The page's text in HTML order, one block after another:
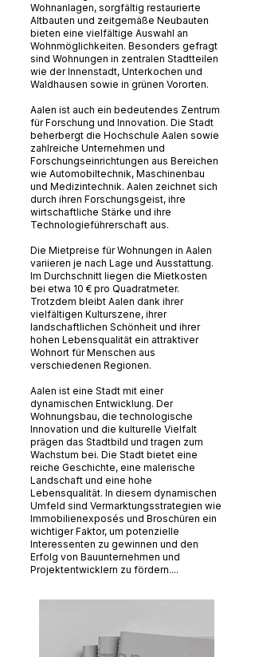
Wohnanlagen, sorgfältig restaurierte
Altbauten und zeitgemäße Neubauten
bieten eine vielfältige Auswahl an
Wohnmöglichkeiten. Besonders gefragt
sind Wohnungen in zentralen Stadtteilen
wie der Innenstadt, Unterkochen und
Waldhausen sowie in grünen Vororten.
Aalen ist auch ein bedeutendes Zentrum
für Forschung und Innovation. Die Stadt
beherbergt die Hochschule Aalen sowie
zahlreiche Unternehmen und
Forschungseinrichtungen aus Bereichen
wie Automobiltechnik, Maschinenbau
und Medizintechnik. Aalen zeichnet sich
durch ihren Forschungsgeist, ihre
wirtschaftliche Stärke und ihre
Technologieführerschaft aus.
Die Mietpreise für Wohnungen in Aalen
variieren je nach Lage und Ausstattung.
Im Durchschnitt liegen die Mietkosten
bei etwa 10 € pro Quadratmeter.
Trotzdem bleibt Aalen dank ihrer
vielfältigen Kulturszene, ihrer
landschaftlichen Schönheit und ihrer
hohen Lebensqualität ein attraktiver
Wohnort für Menschen aus
verschiedenen Regionen.
Aalen ist eine Stadt mit einer
dynamischen Entwicklung. Der
Wohnungsbau, die technologische
Innovation und die kulturelle Vielfalt
prägen das Stadtbild und tragen zum
Wachstum bei. Die Stadt bietet eine
reiche Geschichte, eine malerische
Landschaft und eine hohe
Lebensqualität. In diesem dynamischen
Umfeld sind Vermarktungsstrategien wie
Immobilienexposés und Broschüren ein
wichtiger Faktor, um potenzielle
Interessenten zu gewinnen und den
Erfolg von Bauunternehmen und
Projektentwicklern zu fördern....